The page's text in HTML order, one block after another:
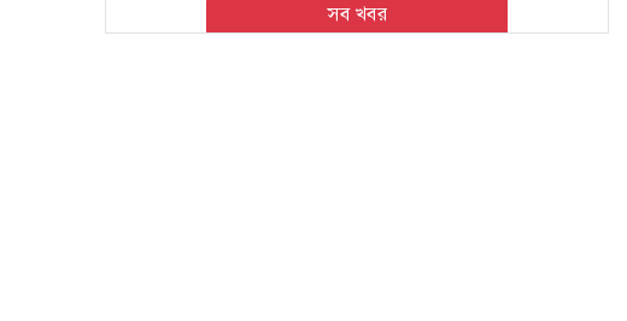
গণঅভ্যুত্থান নিউটনের আপেল নয়, ১৭ বছরের আন্দোলনের ফসল:
সব খবর